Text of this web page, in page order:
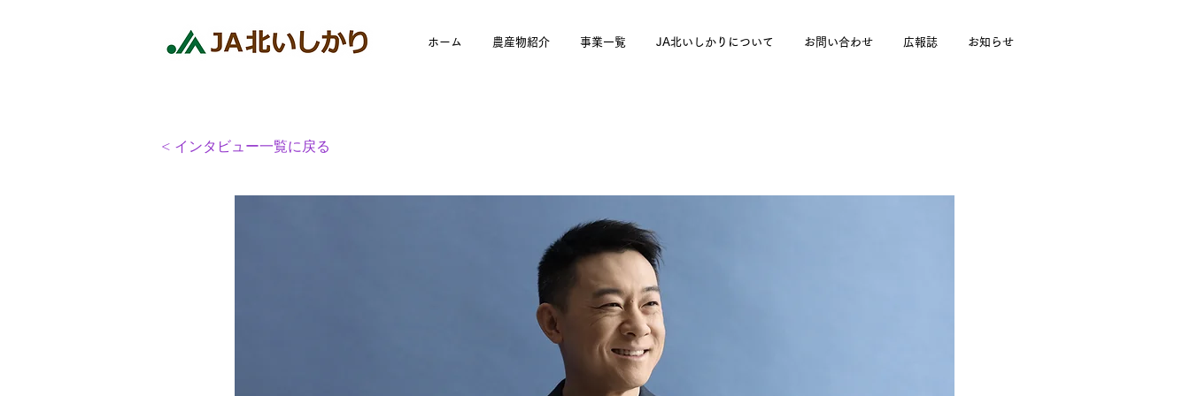
ホーム 農産物紹介 事業一覧 JA北いしかりについて お問い合わせ 広報誌 お知らせ
< インタビュー一覧に戻る